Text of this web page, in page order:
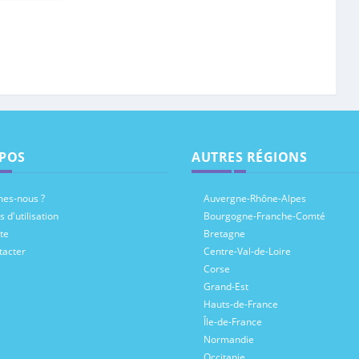
nous ?
d'utilisation
AUTRES RÉGIONS
Auvergne-Rhône-Alpes
Bourgogne-Franche-Comté
Bretagne
Centre-Val-de-Loire
Corse
Grand-Est
Hauts-de-France
Île-de-France
Normandie